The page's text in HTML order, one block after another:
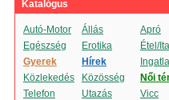
Katalógus
Autó-Motor Állás Apró
Egészség
Erotika Étel/Ital
Gyerek
Hírek
Közlekedés
Közösség Női
Telefon
Utazás Vicc